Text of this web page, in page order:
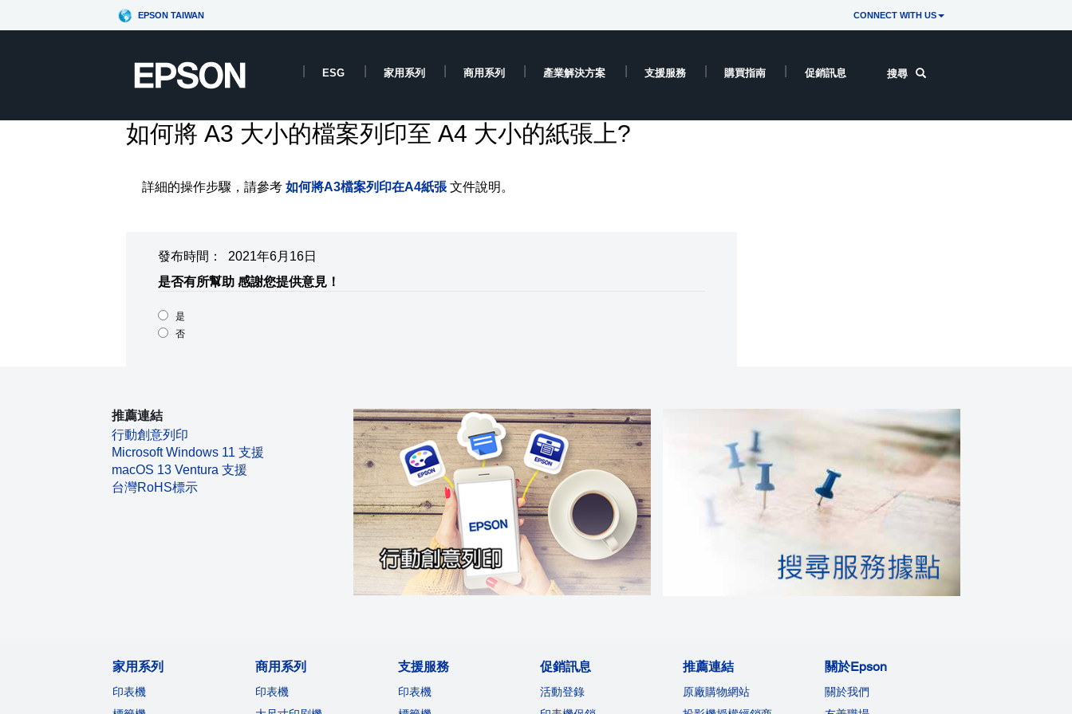
EPSON TAIWAN CONNECT WITH US
ESG 家用系列 商用系列 產業解決方案 支援服務 購買指南 促銷訊息 搜尋
如何將 A3 大小的檔案列印至 A4 大小的紙張上?
詳細的操作步驟，請參考 如何將A3檔案列印在A4紙張文件說明。
發布時間： 2021年6月16日
是否有所幫助 感謝您提供意見！
是
否
推薦連結
行動創意列印
Microsoft Windows 11 支援
macOS 13 Ventura 支援
台灣RoHS標示
家用系列
印表機
商用系列
印表機
支援服務
印表機
促銷訊息
活動登錄
推薦連結
原廠購物網站
關於Epson
關於我們